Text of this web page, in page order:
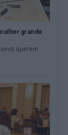
grande
querem